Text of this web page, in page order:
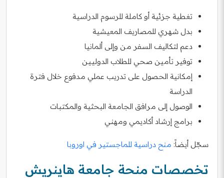
تغطية جزئية أو كاملة للرسوم الدراسية
بدل شهري للمصاريف المعيشية
دعم لتكاليف السفر من وإلى ألمانيا
توفير تأمين صحي للطلاب الدوليين
إمكانية الحصول على تدريب عملي مدفوع خلال فترة
الدراسة
الوصول إلى مرافق الجامعة البحثية والمكتبات
برامج إرشاد أكاديمي ومهني
سجّل أيضاً: منح دراسية للماجستير في اوروبا
تخصصات منحة جامعة هاينريش